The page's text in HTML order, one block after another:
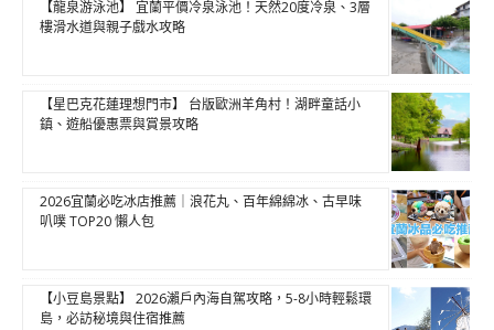
【龍泉游泳池】 宜蘭平價冷泉泳池！天然20度冷泉、3層
樓滑水道與親子戲水攻略
【星巴克花蓮理想門市】 台版歐洲羊角村！湖畔童話小
鎮、遊船優惠票與賞景攻略
2026宜蘭必吃冰店推薦｜浪花丸、百年綿綿冰、古早味
叭噗 TOP20 懶人包
【小豆島景點】 2026瀨戶內海自駕攻略，5-8小時輕鬆環
島，必訪秘境與住宿推薦